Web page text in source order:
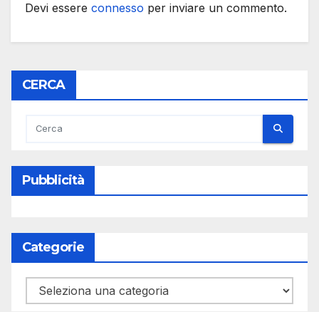
Devi essere connesso per inviare un commento.
CERCA
Pubblicità
Categorie
Categorie